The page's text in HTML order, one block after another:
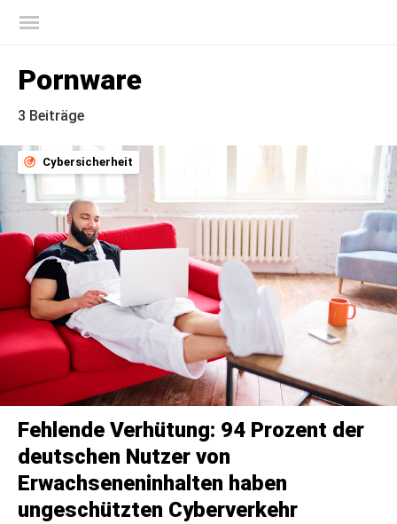
Pornware
3 Beiträge
Cybersicherheit
Fehlende Verhütung: 94 Prozent der
deutschen Nutzer von
Erwachseneninhalten haben
ungeschützten Cyberverkehr